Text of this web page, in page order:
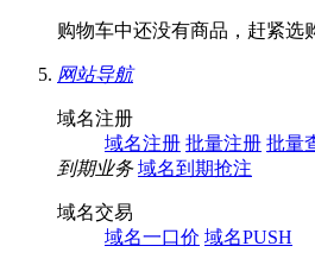
购物车中还没有商品，赶紧选
网站导航
域名注册
域名注册 批量注册 批量
到期业务 域名到期抢注
域名交易
域名一口价 域名PUSH